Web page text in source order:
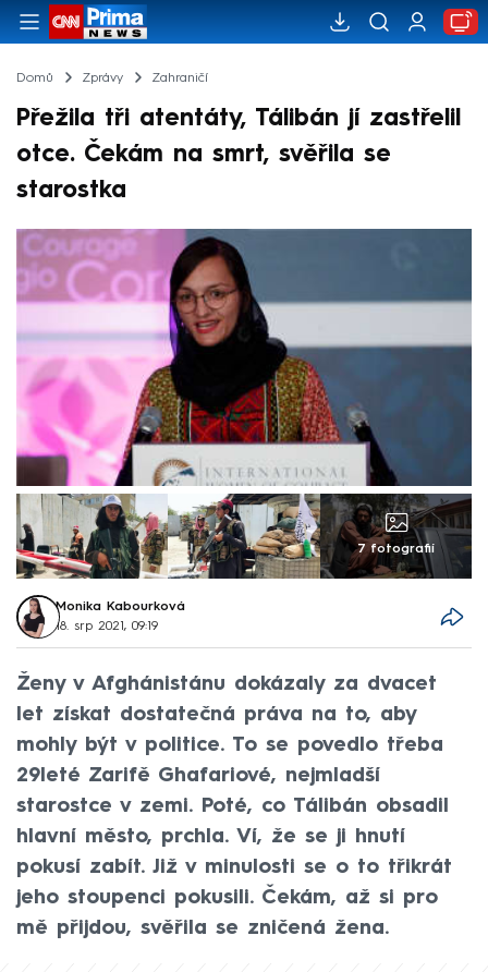
Domů Zprávy Zahraničí
Přežila tři atentáty, Tálibán jí zastřelil
otce. Čekám na smrt, svěřila se
starostka
7 fotografií
Monika Kabourková
18. srp 2021, 09:19
Ženy v Afghánistánu dokázaly za dvacet
let získat dostatečná práva na to, aby
mohly být v politice. To se povedlo třeba
29leté Zarifě Ghafariové, nejmladší
starostce v zemi. Poté, co Tálibán obsadil
hlavní město, prchla. Ví, že se ji hnutí
pokusí zabít. Již v minulosti se o to třikrát
jeho stoupenci pokusili. Čekám, až si pro
mě přijdou, svěřila se zničená žena.